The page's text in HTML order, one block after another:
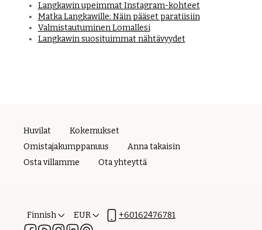
Langkawin upeimmat Instagram-kohteet
Matka Langkawille: Näin pääset paratiisiin
Valmistautuminen Lomallesi
Langkawin suosituimmat nähtävyydet
Huvilat
Kokemukset
Omistajakumppanuus
Anna takaisin
Osta villamme
Ota yhteyttä
Finnish EUR +60162476781